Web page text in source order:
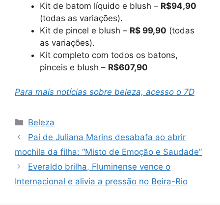
Kit de batom líquido e blush – R$94,90
(todas as variações).
Kit de pincel e blush – R$ 99,90 (todas
as variações).
Kit completo com todos os batons,
pinceis e blush – R$607,90
Para mais notícias sobre beleza, acesso o 7D
Categorias
Beleza
Pai de Juliana Marins desabafa ao abrir
mochila da filha: “Misto de Emoção e Saudade”
Everaldo brilha, Fluminense vence o
Internacional e alivia a pressão no Beira-Rio